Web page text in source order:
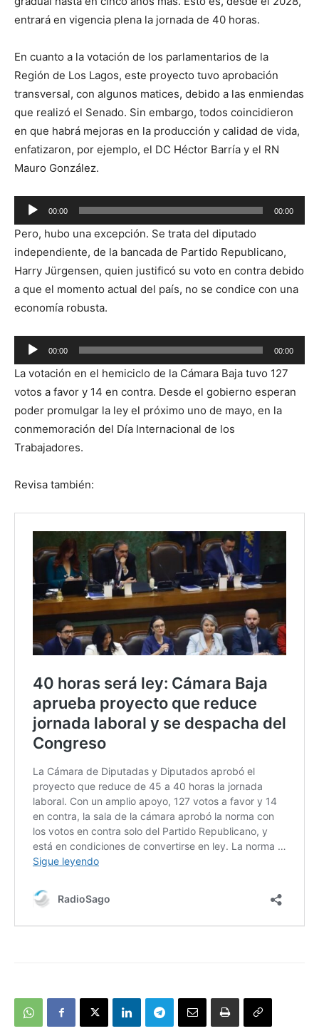
entrará en vigencia plena la jornada de 40 horas.
En cuanto a la votación de los parlamentarios de la
Región de Los Lagos, este proyecto tuvo aprobación
transversal, con algunos matices, debido a las enmiendas
que realizó el Senado. Sin embargo, todos coincidieron
en que habrá mejoras en la producción y calidad de vida,
enfatizaron, por ejemplo, el DC Héctor Barría y el RN
Mauro González.
Reproductor
de
audio
00:00 00:00
Pero, hubo una excepción. Se trata del diputado
independiente, de la bancada de Partido Republicano,
Harry Jürgensen, quien justificó su voto en contra debido
a que el momento actual del país, no se condice con una
economía robusta.
Reproductor
de
audio
00:00 00:00
La votación en el hemiciclo de la Cámara Baja tuvo 127
votos a favor y 14 en contra. Desde el gobierno esperan
poder promulgar la ley el próximo uno de mayo, en la
conmemoración del Día Internacional de los
Trabajadores.
Revisa también: